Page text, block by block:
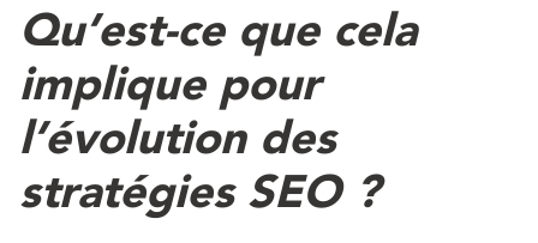
Qu’est-ce que cela
implique pour
l’évolution des
stratégies SEO ?